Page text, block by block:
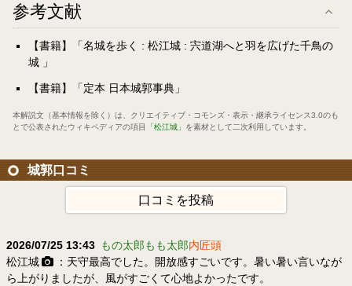
参考文献
【書籍】「名城を歩く : 松江城 : 宍道湖へと羽を広げた千鳥の
城 」
【書籍】「定本 日本城郭事典」
本解説文（基本情報を除く）は、 クリエイティブ・コモンズ・表示・継承ライセンス3.0のも
とで公表されたウィキペディアの項目
「松江城」 を素材として二次利用しています。
城郭口コミ
口コミを投稿
2026/07/25 13:43 もの太郎もも太郎内匠頭
松江城
：天守最高でした。開放感すごいです。暑い暑い言いなが
ら上がりましたが、風がすごくて心地よかったです。